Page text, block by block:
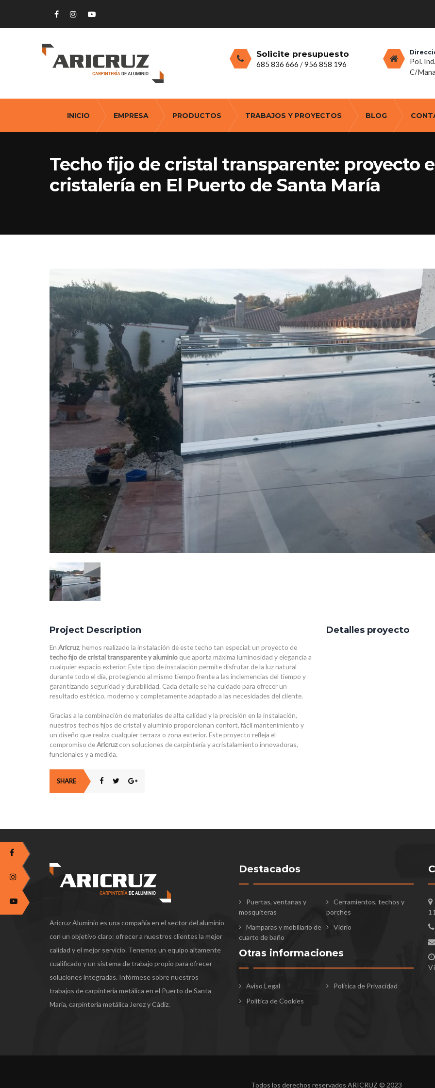
Solicite presupuesto
685 836 666 /956 858 196
Pol.
C/
INICIO EMPRESA PRODUCTOS TRABAJOS Y PROYECTOS BLOG
Techo fijo de cristal transparente: proyecto
cristalería en El Puerto de Santa María
Project Description
En Aricruz, hemos realizado la instalación de este techo tan especial: un proyecto de
techo fijo de cristal transparente y aluminio que aporta máxima luminosidad y elegancia a
cualquier espacio exterior. Este tipo de instalación permite disfrutar de la luz natural
durante todo el día, protegiendo al mismo tiempo frente a las inclemencias del tiempo y
garantizando seguridad y durabilidad. Cada detalle se ha cuidado para ofrecer un
resultado estético, moderno y completamente adaptado a las necesidades del cliente.
Gracias a la combinación de materiales de alta calidad y la precisión en la instalación,
nuestros techos fijos de cristal y aluminio proporcionan confort, fácil mantenimiento y
un diseño que realza cualquier terraza o zona exterior. Este proyecto refleja el
compromiso deAricruzcon soluciones de carpintería y acristalamiento innovadoras,
funcionales y a medida.
Detalles proyecto
SHARE
Aricruz Aluminio es una compañía en el sector del aluminio
con un objetivo claro: ofrecer a nuestros clientes la mejor
calidad y el mejor servicio. Tenemos un equipo altamente
cualificado y un sistema de trabajo propio para ofrecer
soluciones integradas. Infórmese sobre nuestros
trabajos de carpintería metálica en el Puerto de Santa
María, carpintería metálica Jerez y Cádiz.
Destacados
Puertas, ventanas y
mosquiteras
Cerramientos, techos y
porches
Mamparas y mobiliario de
cuarto de baño
Vidrio
Otras informaciones
Aviso Legal
Política de Privacidad
Política de Cookies
Todos los derechos reservados ARICRUZ © 2023